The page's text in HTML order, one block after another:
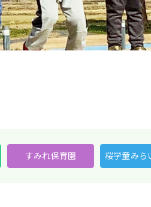
すみれ保育園 桜学童みら